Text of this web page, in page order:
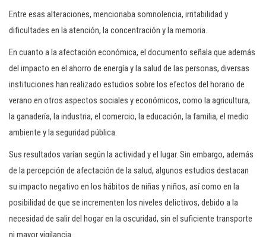
Entre esas alteraciones, mencionaba somnolencia, irritabilidad y
dificultades en la atención, la concentración y la memoria.
En cuanto a la afectación económica, el documento señala que además
del impacto en el ahorro de energía y la salud de las personas, diversas
instituciones han realizado estudios sobre los efectos del horario de
verano en otros aspectos sociales y económicos, como la agricultura,
la ganadería, la industria, el comercio, la educación, la familia, el medio
ambiente y la seguridad pública.
Sus resultados varían según la actividad y el lugar. Sin embargo, además
de la percepción de afectación de la salud, algunos estudios destacan
su impacto negativo en los hábitos de niñas y niños, así como en la
posibilidad de que se incrementen los niveles delictivos, debido a la
necesidad de salir del hogar en la oscuridad, sin el suficiente transporte
ni mayor vigilancia.